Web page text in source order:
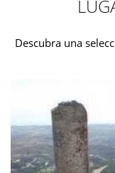
Descubra una